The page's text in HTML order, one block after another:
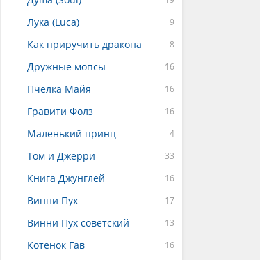
Лука (Luca)
Как приручить дракона
Дружные мопсы
Пчелка Майя
Гравити Фолз
Маленький принц
Том и Джерри
Книга Джунглей
Винни Пух
Винни Пух советский
Котенок Гав